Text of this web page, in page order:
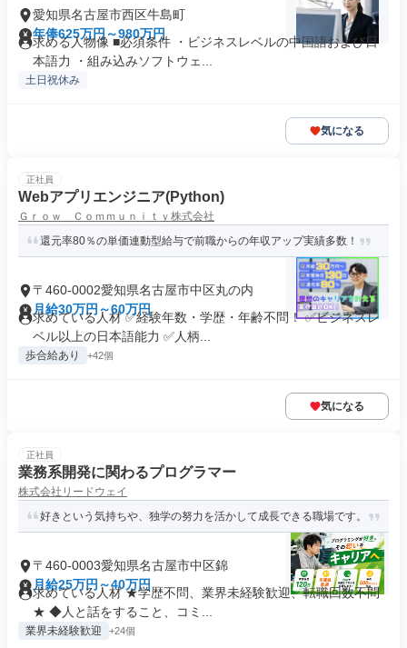
愛知県名古屋市西区牛島町
年俸625万円～980万円
求める人物像 ■必須条件 ・ビジネスレベルの中国語および日
本語力 ・組み込みソフトウェ...
土日祝休み
気になる
正社員
Webアプリエンジニア(Python)
Ｇｒｏｗ Ｃｏｍｍｕｎｉｔｙ株式会社
還元率80％の単価連動型給与で前職からの年収アップ実績多数！
〒460-0002愛知県名古屋市中区丸の内
月給30万円～60万円
求めている人材 ✅経験年数・学歴・年齢不問！ ✅ビジネスレ
ベル以上の日本語能力 ✅人柄...
歩合給あり +42個
気になる
正社員
業務系開発に関わるプログラマー
株式会社リードウェイ
好きという気持ちや、独学の努力を活かして成長できる職場です。
〒460-0003愛知県名古屋市中区錦
月給25万円～40万円
求めている人材 ★学歴不問、業界未経験歓迎、転職回数不問
★ ◆人と話をすること、コミ...
業界未経験歓迎 +24個